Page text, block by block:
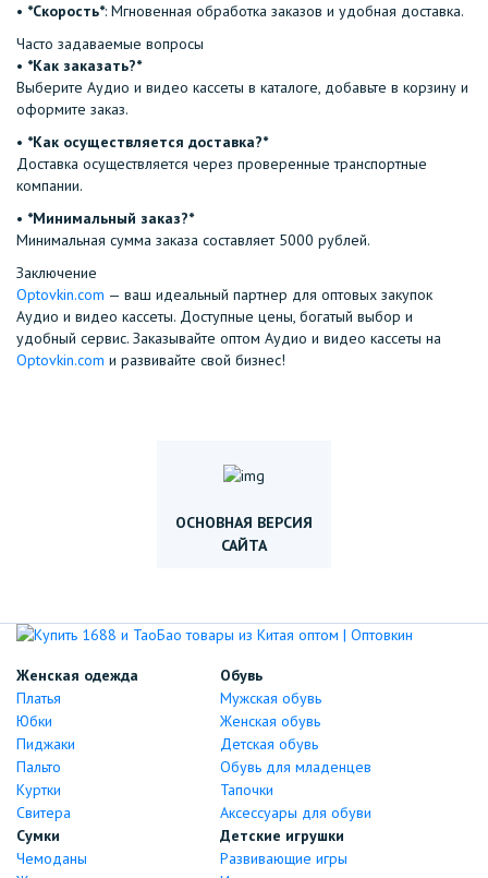
•⁠ ⁠ *Скорость*: Мгновенная обработка заказов и удобная доставка.
Часто задаваемые вопросы
•⁠ ⁠*Как заказать?*
Выберите Аудио и видео кассеты в каталоге, добавьте в корзину и
оформите заказ.
•⁠ ⁠ *Как осуществляется доставка?*
Доставка осуществляется через проверенные транспортные
компании.
•⁠ ⁠ *Минимальный заказ?*
Минимальная сумма заказа составляет 5000 рублей.
Заключение
Optovkin.com — ваш идеальный партнер для оптовых закупок
Аудио и видео кассеты. Доступные цены, богатый выбор и
удобный сервис. Заказывайте оптом Аудио и видео кассеты на
Optovkin.com и развивайте свой бизнес!
ОСНОВНАЯ ВЕРСИЯ
САЙТА
Женская одежда
Платья
Юбки
Пиджаки
Пальто
Куртки
Свитера
Обувь
Мужская обувь
Женская обувь
Детская обувь
Обувь для младенцев
Тапочки
Аксессуары для обуви
Сумки
Чемоданы
Детские игрушки
Развивающие игры